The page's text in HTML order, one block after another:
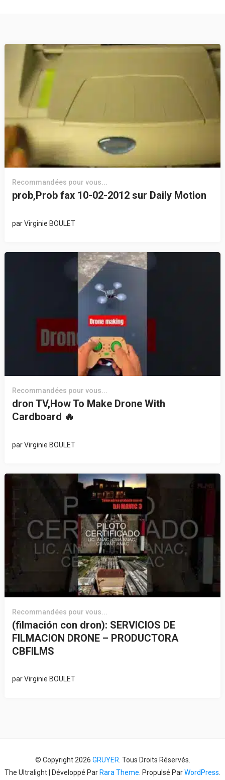
Recommandées pour vous...
prob,Prob fax 10-02-2012 sur Daily Motion
parVirginie BOULET
Recommandées pour vous...
dron TV,How To Make Drone With
Cardboard 🔥
parVirginie BOULET
Recommandées pour vous...
(filmación con dron): SERVICIOS DE
FILMACION DRONE – PRODUCTORA
CBFILMS
parVirginie BOULET
© Copyright 2026 GRUYER . Tous Droits Réservés.
The Ultralight | Développé ParRara Theme . Propulsé ParWordPress